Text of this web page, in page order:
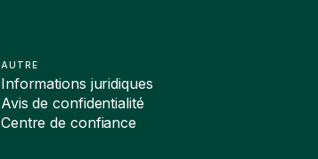
AUTRE
Informations juridiques
Avis de confidentialité
Centre de confiance